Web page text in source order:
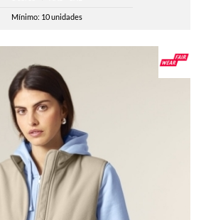
Mínimo: 10 unidades